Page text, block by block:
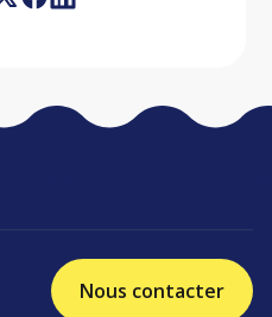
Nous contacter